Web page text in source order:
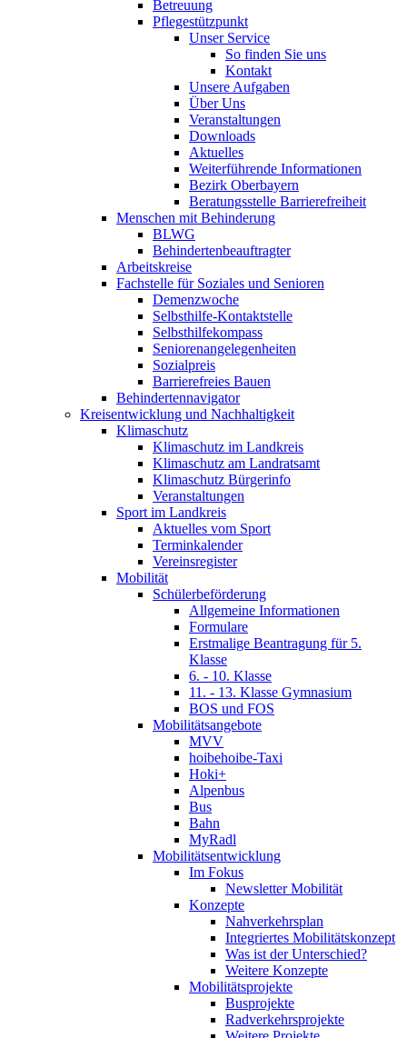
Betreuung
Pflegestützpunkt
Unser Service
So finden Sie uns
Kontakt
Unsere Aufgaben
Über Uns
Veranstaltungen
Downloads
Aktuelles
Weiterführende Informationen
Bezirk Oberbayern
Beratungsstelle Barrierefreiheit
Menschen mit Behinderung
BLWG
Behindertenbeauftragter
Arbeitskreise
Fachstelle für Soziales und Senioren
Demenzwoche
Selbsthilfe-Kontaktstelle
Selbsthilfekompass
Seniorenangelegenheiten
Sozialpreis
Barrierefreies Bauen
Behindertennavigator
Kreisentwicklung und Nachhaltigkeit
Klimaschutz
Klimaschutz im Landkreis
Klimaschutz am Landratsamt
Klimaschutz Bürgerinfo
Veranstaltungen
Sport im Landkreis
Aktuelles vom Sport
Terminkalender
Vereinsregister
Mobilität
Schülerbeförderung
Allgemeine Informationen
Formulare
Erstmalige Beantragung für 5.
Klasse
6. - 10. Klasse
11. - 13. Klasse Gymnasium
BOS und FOS
Mobilitätsangebote
MVV
hoibehoibe-Taxi
Hoki+
Alpenbus
Bus
Bahn
MyRadl
Mobilitätsentwicklung
Im Fokus
Newsletter Mobilität
Konzepte
Nahverkehrsplan
Integriertes Mobilitätskonzept
Was ist der Unterschied?
Weitere Konzepte
Mobilitätsprojekte
Busprojekte
Radverkehrsprojekte